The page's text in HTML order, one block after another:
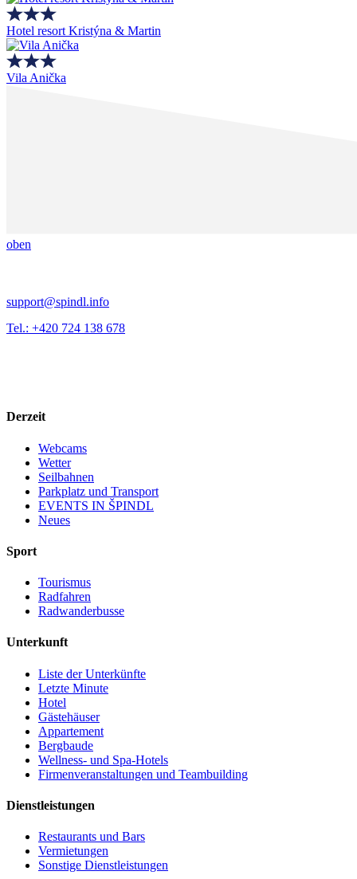
Hotel resort Kristýna & Martin
Vila Anička
oben
support@spindl.info
Tel.: +420 724 138 678
Derzeit
Webcams
Wetter
Seilbahnen
Parkplatz und Transport
EVENTS IN ŠPINDL
Neues
Sport
Tourismus
Radfahren
Radwanderbusse
Unterkunft
Liste der Unterkünfte
Letzte Minute
Hotel
Gästehäuser
Appartement
Bergbaude
Wellness- und Spa-Hotels
Firmenveranstaltungen und Teambuilding
Dienstleistungen
Restaurants und Bars
Vermietungen
Sonstige Dienstleistungen